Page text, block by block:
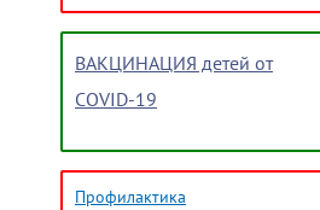
ВАКЦИНАЦИЯ детей от
COVID-19
Профилактика